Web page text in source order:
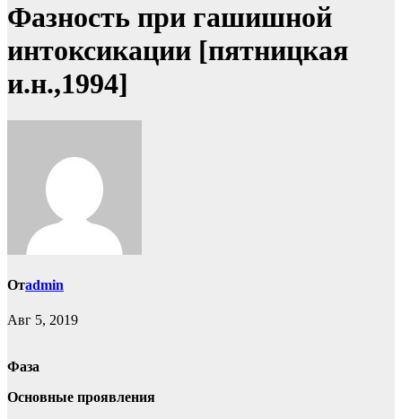
Фазность при гашишной
интоксикации [пятницкая
и.н.,1994]
Отadmin
Авг 5, 2019
Фаза
Основные проявления